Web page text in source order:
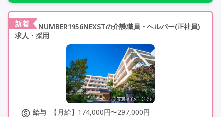
新着
NUMBER1956NEXSTの介護職員・ヘルパー(正社員)
求人・採用
給与
【月給】174,000円〜297,000円